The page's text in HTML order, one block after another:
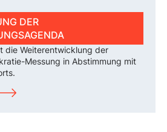
DER
die Weiterentwicklung der
Messung in Abstimmung mit